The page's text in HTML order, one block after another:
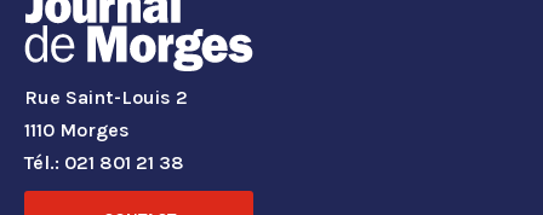
Rue Saint-Louis 2
1110 Morges
Tél.: 021 801 21 38